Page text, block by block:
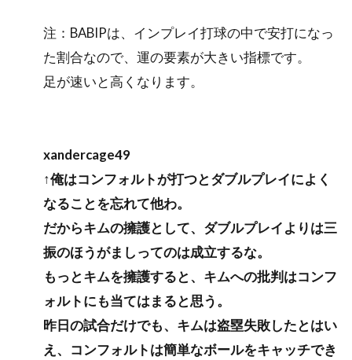
注：BABIPは、インプレイ打球の中で安打になっ
た割合なので、運の要素が大きい指標です。
足が速いと高くなります。
xandercage49
↑俺はコンフォルトが打つとダブルプレイによく
なることを忘れて他わ。
だからキムの擁護として、ダブルプレイよりは三
振のほうがましってのは成立するな。
もっとキムを擁護すると、キムへの批判はコンフ
ォルトにも当てはまると思う。
昨日の試合だけでも、キムは盗塁失敗したとはい
え、コンフォルトは簡単なボールをキャッチでき